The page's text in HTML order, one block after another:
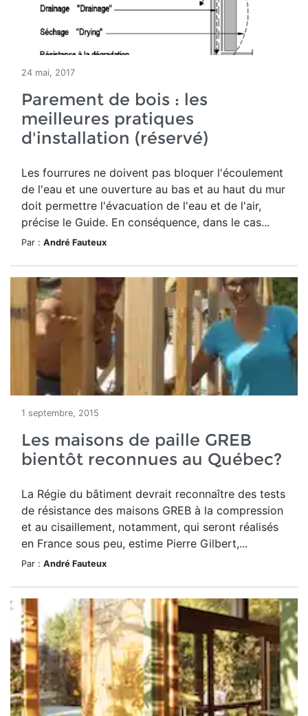
24 mai, 2017
Parement de bois : les
meilleures pratiques
d'installation (réservé)
Les fourrures ne doivent pas bloquer l'écoulement
de l'eau et une ouverture au bas et au haut du mur
doit permettre l'évacuation de l'eau et de l'air,
précise le Guide. En conséquence, dans le cas...
Par : André Fauteux
1 septembre, 2015
Les maisons de paille GREB
bientôt reconnues au Québec?
La Régie du bâtiment devrait reconnaître des tests
de résistance des maisons GREB à la compression
et au cisaillement, notamment, qui seront réalisés
en France sous peu, estime Pierre Gilbert,...
Par : André Fauteux